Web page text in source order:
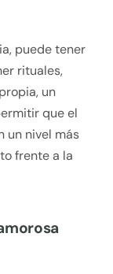
puede tener
rituales,
un
que el
un nivel más
frente a la